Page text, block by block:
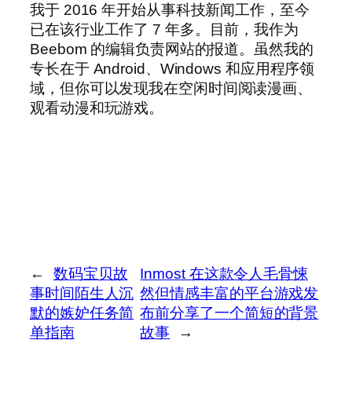
我于 2016 年开始从事科技新闻工作，至今
已在该行业工作了 7 年多。目前，我作为
Beebom 的编辑负责网站的报道。虽然我的
专长在于 Android、Windows 和应用程序领
域，但你可以发现我在空闲时间阅读漫画、
观看动漫和玩游戏。
←
数码宝贝故
事时间陌生人沉
默的嫉妒任务简
单指南
Inmost 在这款令人毛骨悚
然但情感丰富的平台游戏发
布前分享了一个简短的背景
故事
→